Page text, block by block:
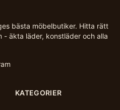
bästa möbelbutiker. Hitta rätt
äkta läder, konstläder och alla
KATEGORIER